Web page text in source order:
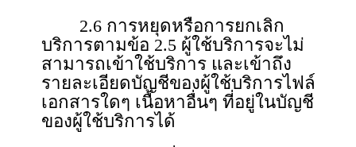
2.6 การหยุดหรือการยกเลิก
บริการตามข้อ 2.5 ผู้ใช้บริการจะไม่
สามารถเข้าใช้บริการ และเข้าถึง
รายละเอียดบัญชีของผู้ใช้บริการไฟล์
เอกสารใดๆ เนื้อหาอื่นๆ ที่อยู่ในบัญชี
ของผู้ใช้บริการได้